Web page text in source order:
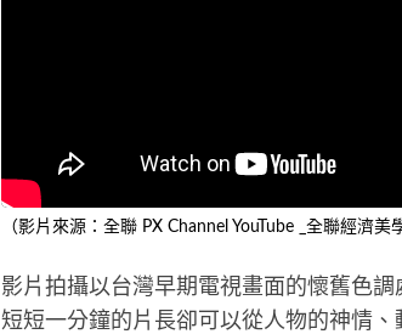
（影片來源：全聯 PX Channel YouTube _全聯經濟美
影片拍攝以台灣早期電視畫面的懷舊色
短短一分鐘的片長卻可以從人物的神情